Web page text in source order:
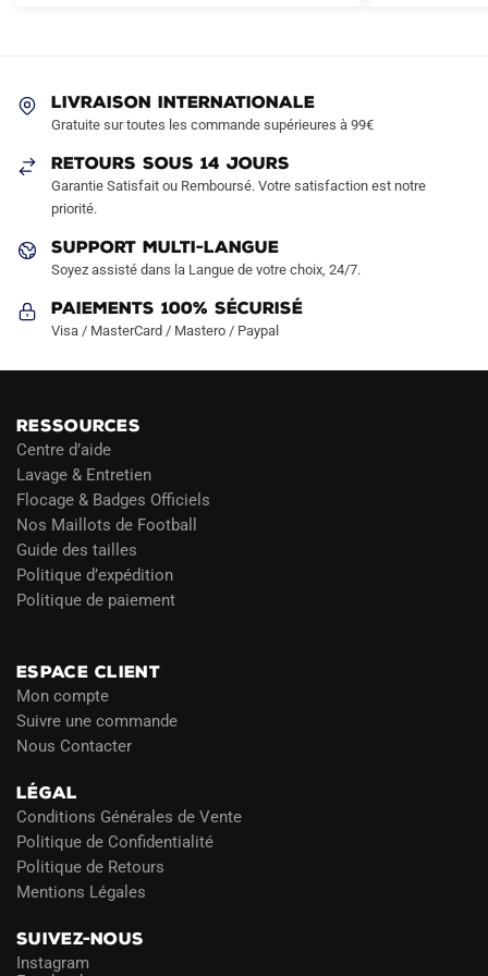
être
choisies
sur
page
produit
la
LIVRAISON INTERNATIONALE
Gratuite sur toutes les commande supérieures à 99€
RETOURS SOUS 14 JOURS
Garantie Satisfait ou Remboursé. Votre satisfaction est notre
priorité.
SUPPORT MULTI-LANGUE
Soyez assisté dans la Langue de votre choix, 24/7.
Paiements 100% Sécurisé
Visa / MasterCard / Mastero / Paypal
RESSOURCES
Centre d’aide
Lavage & Entretien
Flocage & Badges Officiels
Nos Maillots de Football
Guide des tailles
Politique d’expédition
Politique de paiement
ESPACE CLIENT
Mon compte
Suivre une commande
Nous Contacter
LÉGAL
Conditions Générales de Vente
Politique de Confidentialité
Politique de Retours
Mentions Légales
SUIVEZ-NOUS
Instagram